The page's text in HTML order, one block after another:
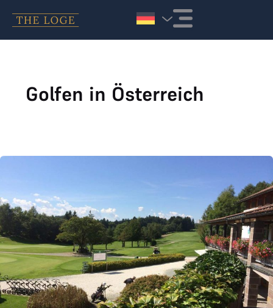
Golfen in Österreich